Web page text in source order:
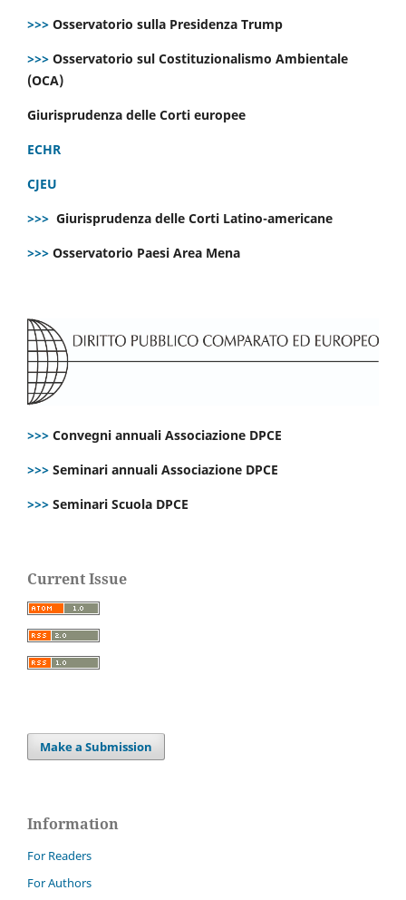
>>> Osservatorio sulla Presidenza Trump
>>> Osservatorio sul Costituzionalismo Ambientale
(OCA)
Giurisprudenza delle Corti europee
ECHR
CJEU
>>> Giurisprudenza delle Corti Latino-americane
>>> Osservatorio Paesi Area Mena
>>> Convegni annuali Associazione DPCE
>>> Seminari annuali Associazione DPCE
>>> Seminari Scuola DPCE
Current Issue
Make a Submission
Information
For Readers
For Authors